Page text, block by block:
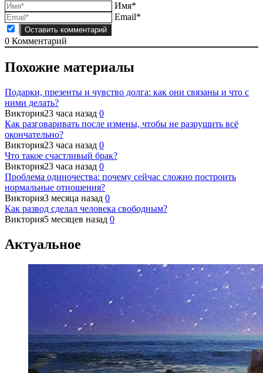
Имя*
Email*
0 Комментарий
Похожие материалы
Подарки, презенты и чувство долга: как они связаны и что с
ними делать?
Виктория23 часа назад 0
Как разговаривать после измены, чтобы не разрушить всё
окончательно?
Виктория23 часа назад 0
Что такое счастливый брак?
Виктория23 часа назад 0
Проблема одиночества: почему сейчас сложно построить
нормальные отношения?
Виктория3 месяца назад 0
Как развод сделал человека свободным?
Виктория5 месяцев назад 0
Актуальное